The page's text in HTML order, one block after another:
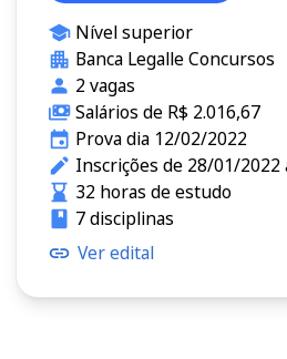
Nível superior
Banca Legalle Concursos
2 vagas
Salários de R$ 2.016,67
Prova dia 12/02/2022
Inscrições de 28/01/2022
32 horas de estudo
7 disciplinas
Ver edital